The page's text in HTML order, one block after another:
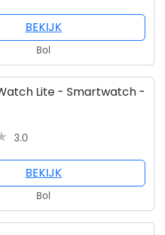
BEKIJK
Bol
Lite - Smartwatch -
3.0
BEKIJK
Bol